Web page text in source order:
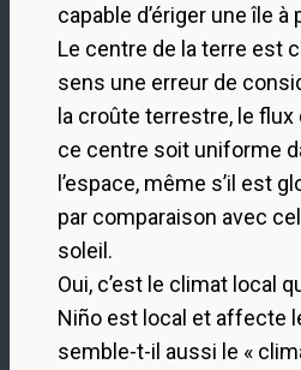
capable d’ériger une île à
Le centre de la terre est
sens une erreur de
la croûte terrestre, le
ce centre soit uniforme
l’espace, même s’il est
par comparaison avec
soleil.
Oui, c’est le climat local
Niño est local et affecte
semble-t-il aussi le «